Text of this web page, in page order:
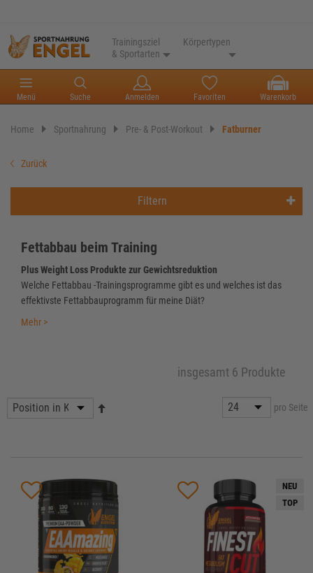
Trainingsziel
& Sportarten
Körpertypen
Menü Suche Anmelden Favoriten Warenkorb
Home Sportnahrung Pre- & Post-Workout Fatburner
Zurück
Filtern
Fettabbau beim Training
Plus Weight Loss Produkte zur Gewichtsreduktion
Welche Fettabbau -Trainingsprogramme gibt es und welches ist das
effektivste Fettabbauprogramm für meine Diät?
Mehr >
insgesamt 6 Produkte
pro Seite
NEU
TOP